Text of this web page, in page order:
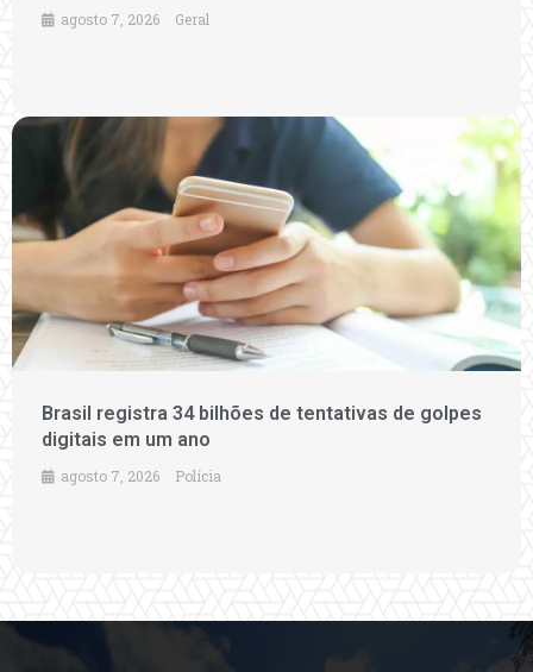
agosto 7, 2026 Geral
Brasil registra 34 bilhões de tentativas de golpes
digitais em um ano
agosto 7, 2026 Polícia